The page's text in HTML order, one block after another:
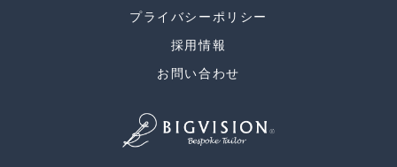
プライバシーポリシー
採用情報
お問い合わせ